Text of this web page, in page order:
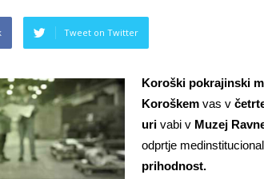
Tweet on Twitter
Koroški pokrajinski
Koroškem vas v
uri vabi v Muzej
odprtje
prihodnost.